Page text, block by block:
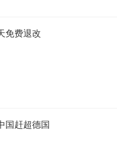
免费退改
国赶超德国